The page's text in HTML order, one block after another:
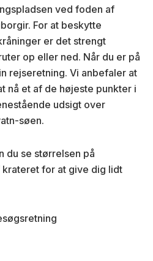
ved foden af
For at beskytte
er det strengt
op eller ned. Når du er på
rejseretning. Vi anbefaler at
nå et af de højeste punkter i
udsigt over
søen.
du se størrelsen på
for at give dig lidt